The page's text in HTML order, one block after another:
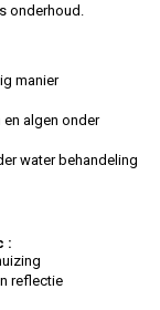
onderhoud.
manier
algen onder
water behandeling
:
reflectie